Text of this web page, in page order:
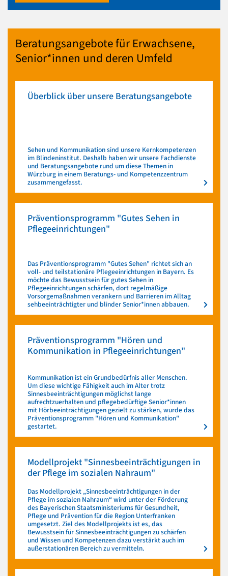
Beratungsangebote für Erwachsene,
Senior*innen und deren Umfeld
Überblick über unsere Beratungsangebote
Sehen und Kommunikation sind unsere Kernkompetenzen
im Blindeninstitut. Deshalb haben wir unsere Fachdienste
und Beratungsangebote rund um diese Themen in
Würzburg in einem Beratungs- und Kompetenzzentrum
zusammengefasst.
Präventionsprogramm "Gutes Sehen in
Pflegeeinrichtungen"
Das Präventionsprogramm "Gutes Sehen" richtet sich an
voll- und teilstationäre Pflegeeinrichtungen in Bayern. Es
möchte das Bewusstsein für gutes Sehen in
Pflegeeinrichtungen schärfen, dort regelmäßige
Vorsorgemaßnahmen verankern und Barrieren im Alltag
sehbeeinträchtigter und blinder Senior*innen abbauen.
Präventionsprogramm "Hören und
Kommunikation in Pflegeeinrichtungen"
Kommunikation ist ein Grundbedürfnis aller Menschen.
Um diese wichtige Fähigkeit auch im Alter trotz
Sinnesbeeinträchtigungen möglichst lange
aufrechtzuerhalten und pflegebedürftige Senior*innen
mit Hörbeeinträchtigungen gezielt zu stärken, wurde das
Präventionsprogramm "Hören und Kommunikation"
gestartet.
Modellprojekt "Sinnesbeeinträchtigungen in
der Pflege im sozialen Nahraum"
Das Modellprojekt „Sinnesbeeinträchtigungen in der
Pflege im sozialen Nahraum“ wird unter der Förderung
des Bayerischen Staatsministeriums für Gesundheit,
Pflege und Prävention für die Region Unterfranken
umgesetzt. Ziel des Modellprojekts ist es, das
Bewusstsein für Sinnesbeeinträchtigungen zu schärfen
und Wissen und Kompetenzen dazu verstärkt auch im
außerstationären Bereich zu vermitteln.